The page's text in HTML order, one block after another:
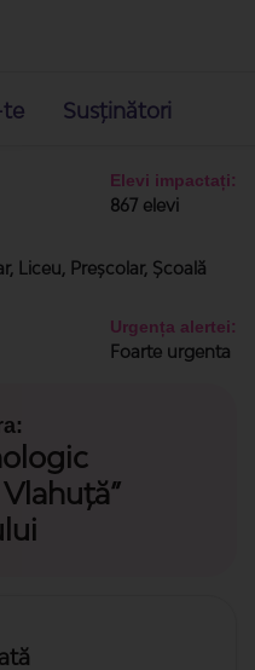
te Susținători
Elevi impactați:
867 elevi
Liceu, Preșcolar, Școală
Urgența alertei:
Foarte urgenta